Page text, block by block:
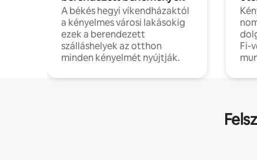
A békés hegyi víkendházaktól
a kényelmes városi lakásokig
ezek a berendezett
szálláshelyek az otthon
minden kényelmét nyújtják.
Fi-